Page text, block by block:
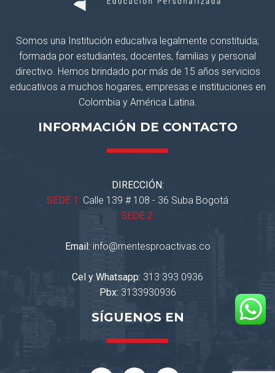
Somos una Institución educativa legalmente constituida;
formada por estudiantes, docentes, familias y personal
directivo. Hemos brindado por más de 15 años servicios
educativos a muchos hogares, empresas e instituciones en
Colombia y América Latina.
INFORMACIÓN DE CONTACTO
DIRECCIÓN:
SEDE 1: Calle 139 # 108 - 36 Suba Bogotá
SEDE 2:
Email: info@mentesproactivas.co
Cel y Whatsapp: 313 393 0936
Pbx: 3133930936
SÍGUENOS EN